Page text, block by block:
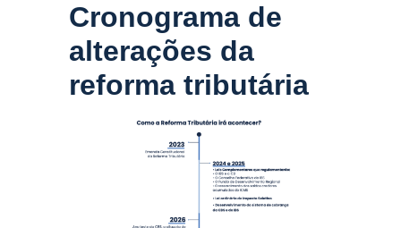
Cronograma de
alterações da
reforma tributária